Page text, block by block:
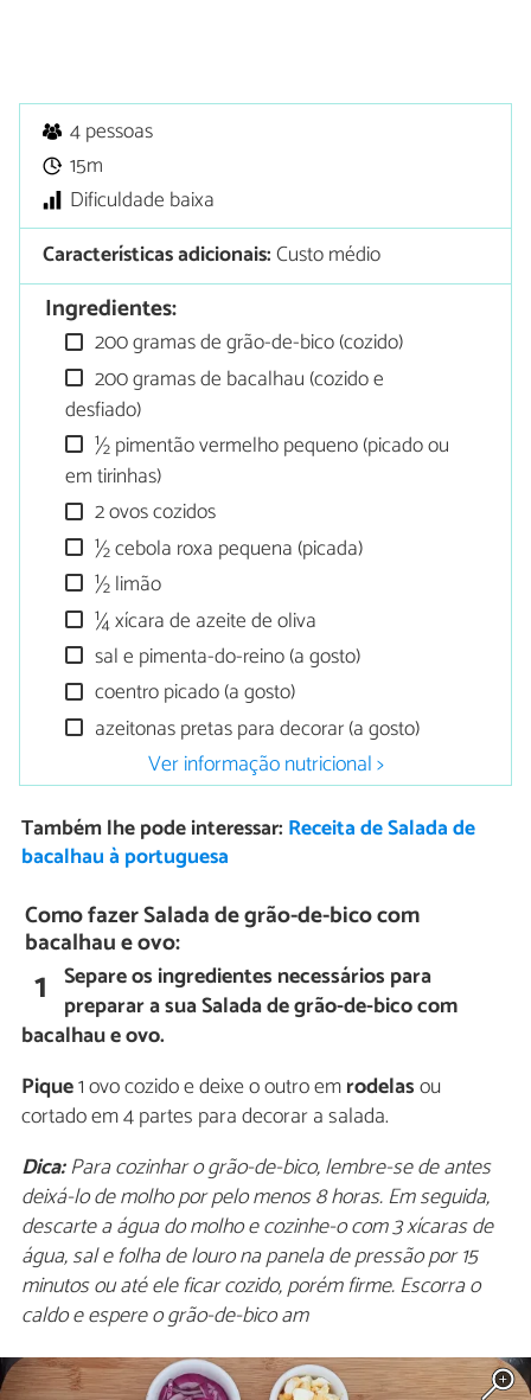
4 pessoas
15m
Dificuldade baixa
Características adicionais:Custo médio
Ingredientes:
200 gramas de grão-de-bico (cozido)
200 gramas de bacalhau (cozido e
desfiado)
½ pimentão vermelho pequeno (picado ou
em tirinhas)
2 ovos cozidos
½ cebola roxa pequena (picada)
½ limão
¼ xícara de azeite de oliva
sal e pimenta-do-reino (a gosto)
coentro picado (a gosto)
azeitonas pretas para decorar (a gosto)
Ver informação nutricional >
Também lhe pode interessar: Receita de Salada de
bacalhau à portuguesa
Como fazer Salada de grão-de-bico com
bacalhau e ovo:
1 Separe os ingredientes necessários para
preparar a sua Salada de grão-de-bico com
bacalhau e ovo.
Pique1 ovo cozido e deixe o outro emrodelasou
cortado em 4 partes para decorar a salada.
Dica:Para cozinhar o grão-de-bico, lembre-se de antes
deixá-lo de molho por pelo menos 8 horas. Em seguida,
descarte a água do molho e cozinhe-o com 3 xícaras de
água, sal e folha de louro na panela de pressão por 15
minutos ou até ele ficar cozido, porém firme. Escorra o
caldo e espere o grão-de-bico am